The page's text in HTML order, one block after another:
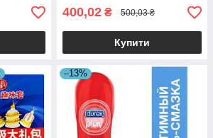
400,02 ₴ 500,03 ₴
Купити
–13%